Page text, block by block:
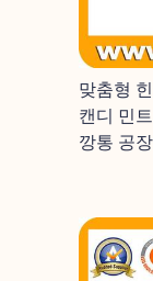
맞춤형
캔디 민
깡통 공장